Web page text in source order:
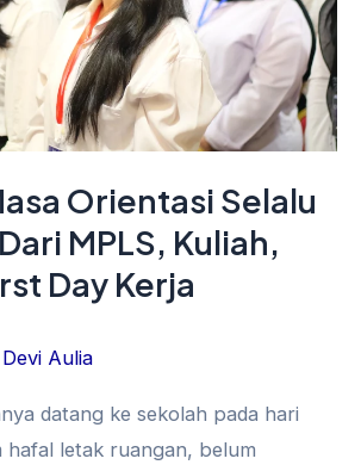
Orientasi Selalu
MPLS, Kuliah,
Day Kerja
Devi Aulia
datang ke sekolah pada hari
hafal letak ruangan, belum